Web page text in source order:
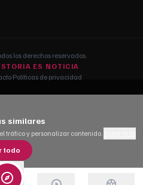
los derechos reservados.
ES NOTICIA
·Políticas de privacidad
similares
tráfico y personalizar contenido.
todo